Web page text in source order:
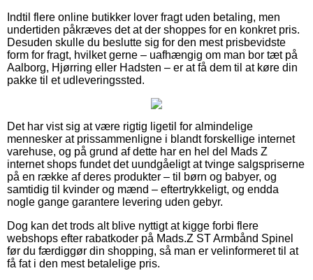
Indtil flere online butikker lover fragt uden betaling, men
undertiden påkræves det at der shoppes for en konkret pris.
Desuden skulle du beslutte sig for den mest prisbevidste
form for fragt, hvilket gerne – uafhængig om man bor tæt på
Aalborg, Hjørring eller Hadsten – er at få dem til at køre din
pakke til et udleveringssted.
Det har vist sig at være rigtig ligetil for almindelige
mennesker at prissammenligne i blandt forskellige internet
varehuse, og på grund af dette har en hel del Mads Z
internet shops fundet det uundgåeligt at tvinge salgspriserne
på en række af deres produkter – til børn og babyer, og
samtidig til kvinder og mænd – eftertrykkeligt, og endda
nogle gange garantere levering uden gebyr.
Dog kan det trods alt blive nyttigt at kigge forbi flere
webshops efter rabatkoder på Mads.Z ST Armbånd Spinel
før du færdiggør din shopping, så man er velinformeret til at
få fat i den mest betalelige pris.